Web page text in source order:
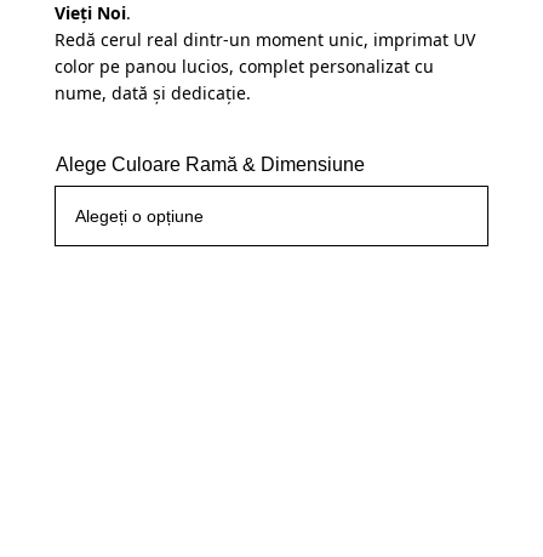
Vieți Noi.
Redă cerul real dintr-un moment unic, imprimat UV
color pe panou lucios, complet personalizat cu
nume, dată și dedicație.
Alege Culoare Ramă & Dimensiune